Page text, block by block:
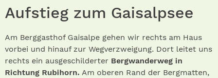
Aufstieg zum Gaisalpsee
Am Berggasthof Gaisalpe gehen wir rechts am Haus
vorbei und hinauf zur Wegverzweigung. Dort leitet uns
rechts ein ausgeschilderter Bergwanderweg in
Richtung Rubihorn. Am oberen Rand der Bergmatten,